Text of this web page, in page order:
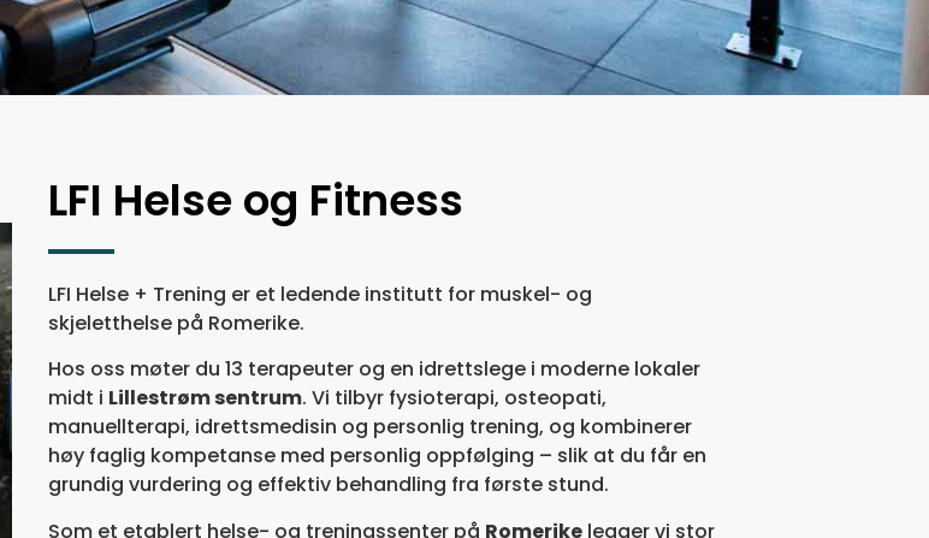
LFI Helse og Fitness
LFI Helse + Trening er et ledende institutt for muskel- og
skjeletthelse på Romerike.
Hos oss møter du 13 terapeuter og en idrettslege i moderne lokaler
midt i Lillestrøm sentrum. Vi tilbyr fysioterapi, osteopati,
manuellterapi, idrettsmedisin og personlig trening, og kombinerer
høy faglig kompetanse med personlig oppfølging – slik at du får en
grundig vurdering og effektiv behandling fra første stund.
Som et etablert helse- og treningssenter på Romerikelegger vi stor